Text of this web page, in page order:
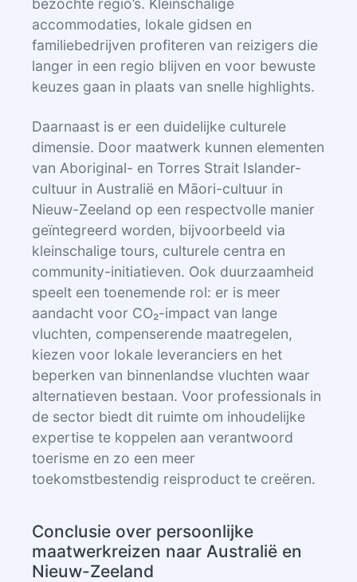
bezochte regio’s. Kleinschalige
accommodaties, lokale gidsen en
familiebedrijven profiteren van reizigers die
langer in een regio blijven en voor bewuste
keuzes gaan in plaats van snelle highlights.
Daarnaast is er een duidelijke culturele
dimensie. Door maatwerk kunnen elementen
van Aboriginal- en Torres Strait Islander-
cultuur in Australië en Māori-cultuur in
Nieuw-Zeeland op een respectvolle manier
geïntegreerd worden, bijvoorbeeld via
kleinschalige tours, culturele centra en
community-initiatieven. Ook duurzaamheid
speelt een toenemende rol: er is meer
aandacht voor CO₂-impact van lange
vluchten, compenserende maatregelen,
kiezen voor lokale leveranciers en het
beperken van binnenlandse vluchten waar
alternatieven bestaan. Voor professionals in
de sector biedt dit ruimte om inhoudelijke
expertise te koppelen aan verantwoord
toerisme en zo een meer
toekomstbestendig reisproduct te creëren.
Conclusie over persoonlijke
maatwerkreizen naar Australië en
Nieuw-Zeeland